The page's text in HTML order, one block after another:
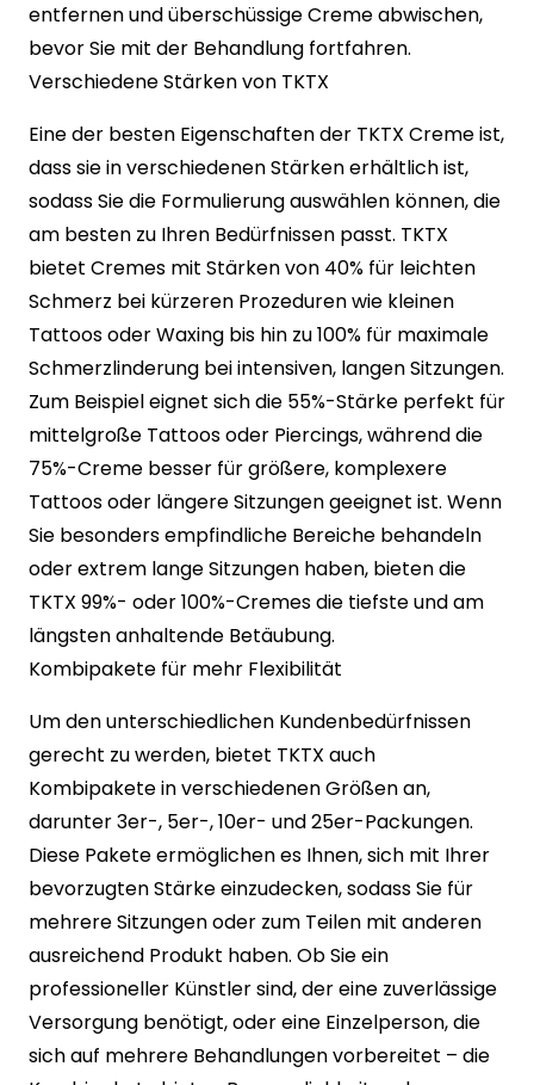
entfernen und überschüssige Creme abwischen,
bevor Sie mit der Behandlung fortfahren.
Verschiedene Stärken von TKTX
Eine der besten Eigenschaften der TKTX Creme ist,
dass sie in verschiedenen Stärken erhältlich ist,
sodass Sie die Formulierung auswählen können, die
am besten zu Ihren Bedürfnissen passt. TKTX
bietet Cremes mit Stärken von 40% für leichten
Schmerz bei kürzeren Prozeduren wie kleinen
Tattoos oder Waxing bis hin zu 100% für maximale
Schmerzlinderung bei intensiven, langen Sitzungen.
Zum Beispiel eignet sich die 55%-Stärke perfekt für
mittelgroße Tattoos oder Piercings, während die
75%-Creme besser für größere, komplexere
Tattoos oder längere Sitzungen geeignet ist. Wenn
Sie besonders empfindliche Bereiche behandeln
oder extrem lange Sitzungen haben, bieten die
TKTX 99%- oder 100%-Cremes die tiefste und am
längsten anhaltende Betäubung.
Kombipakete für mehr Flexibilität
Um den unterschiedlichen Kundenbedürfnissen
gerecht zu werden, bietet TKTX auch
Kombipakete in verschiedenen Größen an,
darunter 3er-, 5er-, 10er- und 25er-Packungen.
Diese Pakete ermöglichen es Ihnen, sich mit Ihrer
bevorzugten Stärke einzudecken, sodass Sie für
mehrere Sitzungen oder zum Teilen mit anderen
ausreichend Produkt haben. Ob Sie ein
professioneller Künstler sind, der eine zuverlässige
Versorgung benötigt, oder eine Einzelperson, die
sich auf mehrere Behandlungen vorbereitet – die